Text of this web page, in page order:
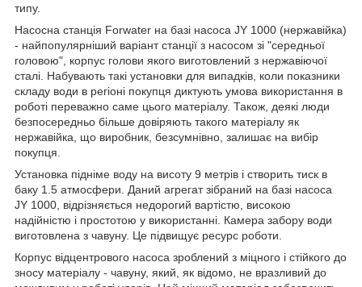
типу.
Насосна станція Forwater на базі насоса JY 1000 (нержавійка)
- найпопулярніший варіант станції з насосом зі "середньої
головою", корпус голови якого виготовлений з нержавіючої
сталі. Набувають такі установки для випадків, коли показники
складу води в регіоні покупця диктують умова використання в
роботі переважно саме цього матеріалу. Також, деякі люди
безпосередньо більше довіряють такого матеріалу як
нержавійка, що виробник, безсумнівно, залишає на вибір
покупця.
Установка підніме воду на висоту 9 метрів і створить тиск в
баку 1.5 атмосфери. Даний агрегат зібраний на базі насоса
JY 1000, відрізняється недорогий вартістю, високою
надійністю і простотою у використанні. Камера забору води
виготовлена з чавуну. Це підвищує ресурс роботи.
Корпус відцентрового насоса зроблений з міцного і стійкого до
зносу матеріалу - чавуну, який, як відомо, не вразливий до